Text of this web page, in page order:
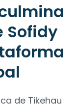
Sofidy
de Tikehau